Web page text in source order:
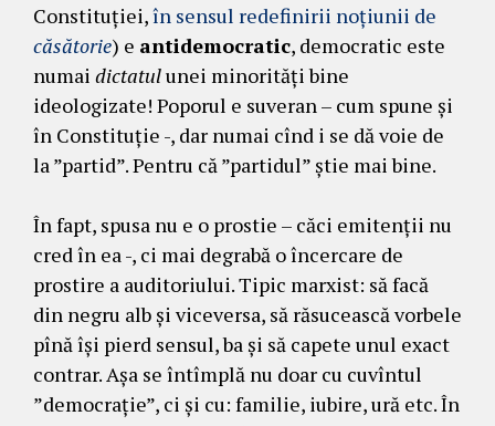
Constituției,în sensul redefinirii noțiunii de
căsătorie) e antidemocratic, democratic este
numai dictatulunei minorități bine
ideologizate! Poporul e suveran – cum spune și
în Constituție -, dar numai cînd i se dă voie de
la ”partid”. Pentru că ”partidul” știe mai bine.
În fapt, spusa nu e o prostie – căci emitenții nu
cred în ea -, ci mai degrabă o încercare de
prostire a auditoriului. Tipic marxist: să facă
din negru alb și viceversa, să răsucească vorbele
pînă își pierd sensul, ba și să capete unul exact
contrar. Așa se întîmplă nu doar cu cuvîntul
”democrație”, ci și cu: familie, iubire, ură etc. În